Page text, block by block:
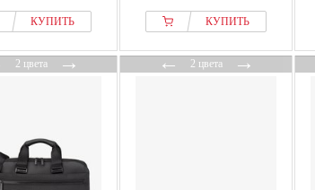
КУПИТЬ КУПИТЬ
2 цвета→ ←2 цвета→